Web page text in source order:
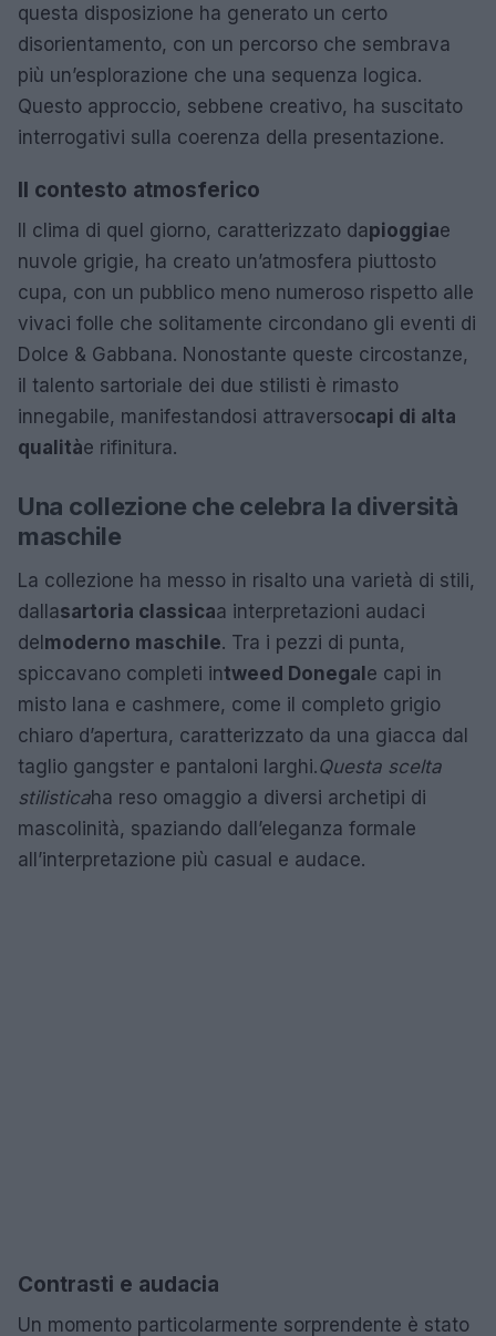
questa disposizione ha generato un certo
disorientamento, con un percorso che sembrava
più un’esplorazione che una sequenza logica.
Questo approccio, sebbene creativo, ha suscitato
interrogativi sulla coerenza della presentazione.
Il contesto atmosferico
Il clima di quel giorno, caratterizzato dapioggiae
nuvole grigie, ha creato un’atmosfera piuttosto
cupa, con un pubblico meno numeroso rispetto alle
vivaci folle che solitamente circondano gli eventi di
Dolce & Gabbana. Nonostante queste circostanze,
il talento sartoriale dei due stilisti è rimasto
innegabile, manifestandosi attraversocapi di alta
qualitàe rifinitura.
Una collezione che celebra la diversità
maschile
La collezione ha messo in risalto una varietà di stili,
dallasartoria classicaa interpretazioni audaci
delmoderno maschile. Tra i pezzi di punta,
spiccavano completi intweed Donegale capi in
misto lana e cashmere, come il completo grigio
chiaro d’apertura, caratterizzato da una giacca dal
taglio gangster e pantaloni larghi.Questa scelta
stilisticaha reso omaggio a diversi archetipi di
mascolinità, spaziando dall’eleganza formale
all’interpretazione più casual e audace.
Contrasti e audacia
Un momento particolarmente sorprendente è stato